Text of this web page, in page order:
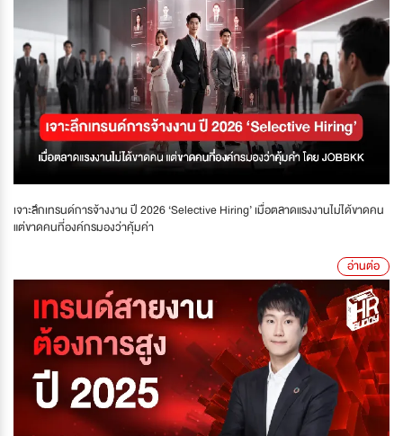
เจาะลึกเทรนด์การจ้างงาน ปี 2026 ‘Selective Hiring’ เมื่อตลาดแรงงานไม่ได้ขาดคน
แต่ขาดคนที่องค์กรมองว่าคุ้มค่า
อ่านต่อ